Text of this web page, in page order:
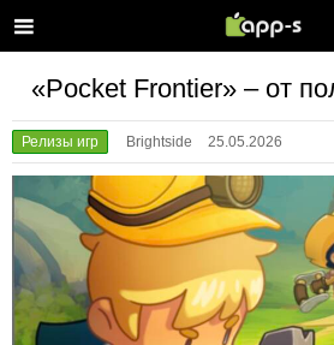
«Pocket Frontier» – от
Релизы игр Brightside 25.05.2026